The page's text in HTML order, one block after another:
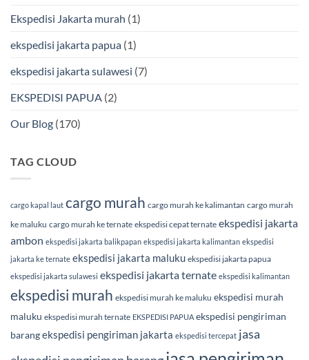
Ekspedisi Jakarta murah (1)
ekspedisi jakarta papua (1)
ekspedisi jakarta sulawesi (7)
EKSPEDISI PAPUA (2)
Our Blog (170)
TAG CLOUD
cargo kapal laut cargo murah cargo murah ke kalimantan cargo murah
ke maluku cargo murah ke ternate ekspedisi cepat ternate ekspedisi jakarta
ambon ekspedisi jakarta balikpapan ekspedisi jakarta kalimantan ekspedisi
jakarta ke ternate ekspedisi jakarta maluku ekspedisi jakarta papua
ekspedisi jakarta sulawesi ekspedisi jakarta ternate ekspedisi kalimantan
ekspedisi murah ekspedisi murah ke maluku ekspedisi murah
maluku ekspedisi murah ternate EKSPEDISI PAPUA ekspedisi pengiriman
barangekspedisi pengiriman jakarta ekspedisi tercepat jasa